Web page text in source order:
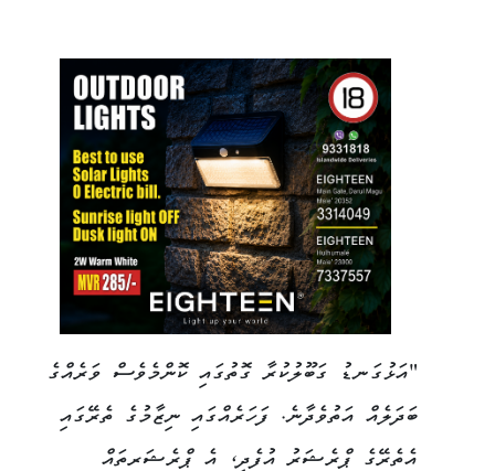
"އަޅުގަނޑު ގަބޫލުކުރާ ގޮތުގައި ކޮންމެވެސް ވަރެއްގެ
ބަދަލެއް އަތުވެދާނެ. ފަހަރެއްގައި ނިޒާމުގެ ތެރޭގައި
އެތެރޭގެ ޕްރެޝަރު އުފެދި، އެ ޕްރެޝަރތައް